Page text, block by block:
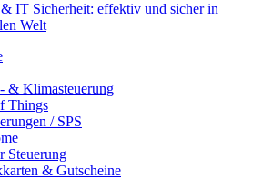
IT Sicherheit: effektiv und sicher in
Welt
& Klimasteuerung
Things
/ SPS
Steuerung
& Gutscheine